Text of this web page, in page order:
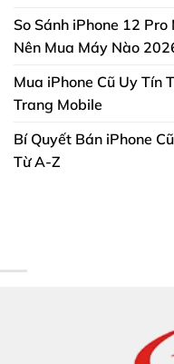
So Sánh iPhone 12
Nên Mua Máy Nào
Mua iPhone Cũ Uy Tín
Trang Mobile
Bí Quyết Bán iPhone
Từ A-Z